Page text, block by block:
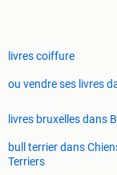
livres coiffure
ou vendre ses livres
livres bruxelles dans
bull terrier dans
Terriers